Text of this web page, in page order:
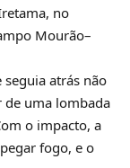
no
Mourão–
atrás não
de uma lombada
o impacto, a
fogo, e o